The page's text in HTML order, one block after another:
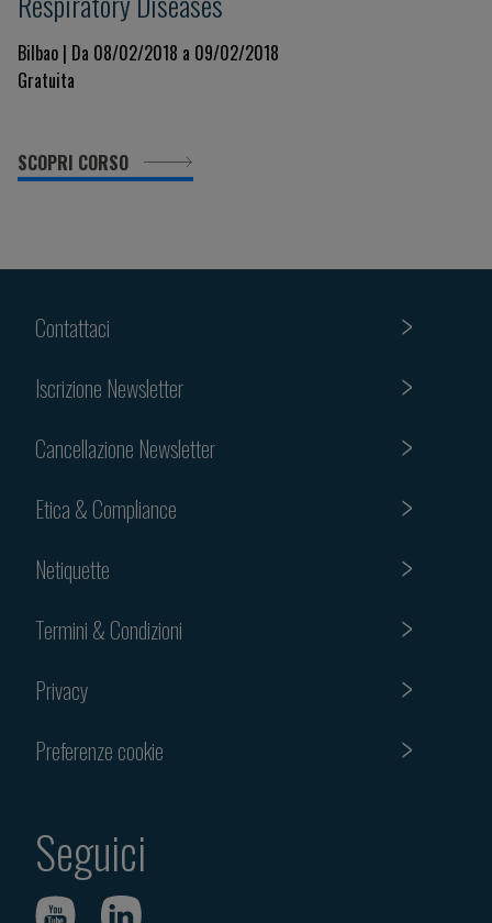
Bilbao | Da 08/02/2018 a 09/02/2018
Gratuita
SCOPRI CORSO
Contattaci
Iscrizione Newsletter
Cancellazione Newsletter
Etica & Compliance
Netiquette
Termini & Condizioni
Privacy
Preferenze cookie
Seguici